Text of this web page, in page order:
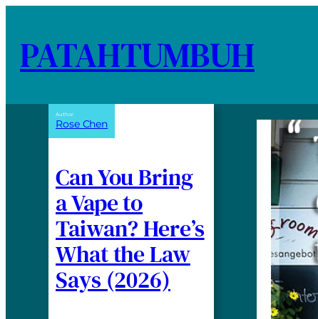
PATAHTUMBUH
Author:
Rose Chen
Can You Bring
a Vape to
Taiwan? Here’s
What the Law
Says (2026)